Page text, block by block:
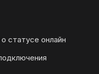
статусе онлайн